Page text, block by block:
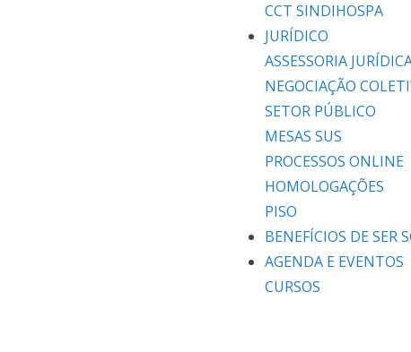
CCT SINDIHOSPA
JURÍDICO
ASSESSORIA
NEGOCIAÇÃO
SETOR PÚBLICO
MESAS SUS
PROCESSOS ONLINE
HOMOLOGAÇÕES
PISO
BENEFÍCIOS DE SER
AGENDA E EVENTOS
CURSOS